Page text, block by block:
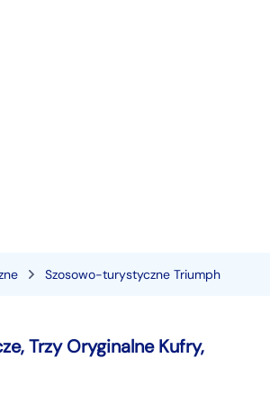
Szosowo-turystyczne Triumph
Trzy Oryginalne Kufry,